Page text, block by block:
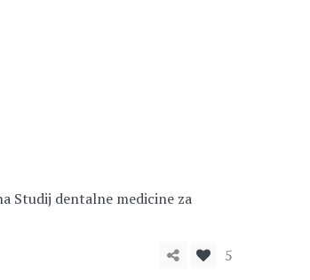
Studij dentalne medicine za
5